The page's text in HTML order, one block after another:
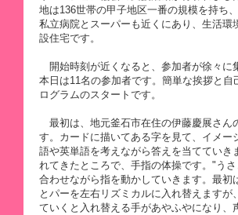
地は136世帯の甲子地区一番の規模を持ち
私立病院とスーパーも近くにあり、生活環
設住宅です。
開始時刻が近くなると、参加者が徐々に
本日は11名の参加者です。簡単な挨拶と自
ログラムのスタートです。
最初は、地元釜石市在住の伊藤慶展さん
す。カードに描いてある字を見て、イメー
語や英単語を考えながら答えを当てていき
れてきたところで、手指の体操です。"う
合わせながら指を動かしていきます。最初
とパーを左右リズミカルに入れ替えますが
ていくと入れ替える手があやふやになり、